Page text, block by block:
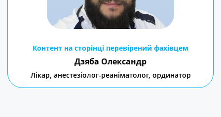
Контент на сторінці перевірений фахівцем
Дзяба Олександр
Лікар, анестезіолог-реаніматолог, ординатор